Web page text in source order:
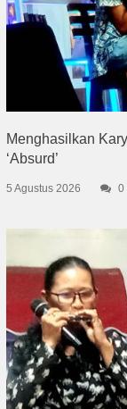
Menghasilkan
‘Absurd’
5 Agustus 2026 0